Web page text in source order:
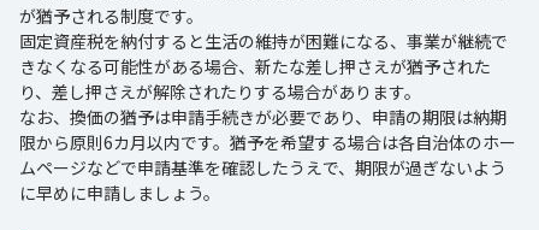
が猶予される制度です。
固定資産税を納付すると生活の維持が困難になる、事業が継続で
きなくなる可能性がある場合、新たな差し押さえが猶予された
り、差し押さえが解除されたりする場合があります。
なお、換価の猶予は申請手続きが必要であり、申請の期限は納期
限から原則6カ月以内です。猶予を希望する場合は各自治体のホー
ムページなどで申請基準を確認したうえで、期限が過ぎないよう
に早めに申請しましょう。